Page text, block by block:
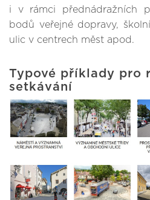
i v rámci přednádražních
bodů veřejné dopravy,
ulic v centrech měst apod.
Typové příklady pro
setkávání